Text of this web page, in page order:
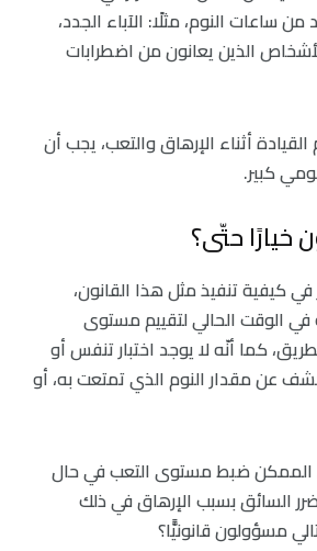
من ساعات النوم، مثلًا: الآباء الجدد،
الذين يعانون من اضطرابات
أثناء الإرهاق والتعب، يجب أن
كبير.
خيارًا حتّى؟
في كيفية تنفيذ مثل هذا القانون،
الوقت الحالي لتقييم مستوى
كما أنّه لا يوجد اختبار تنفس أو
عن مقدار النوم الذي تمتعت به، أو
الممكن ضبط مستوى التعب في حال
السائق بسبب الإرهاق في ذلك
مسؤولون قانونيًّا؟